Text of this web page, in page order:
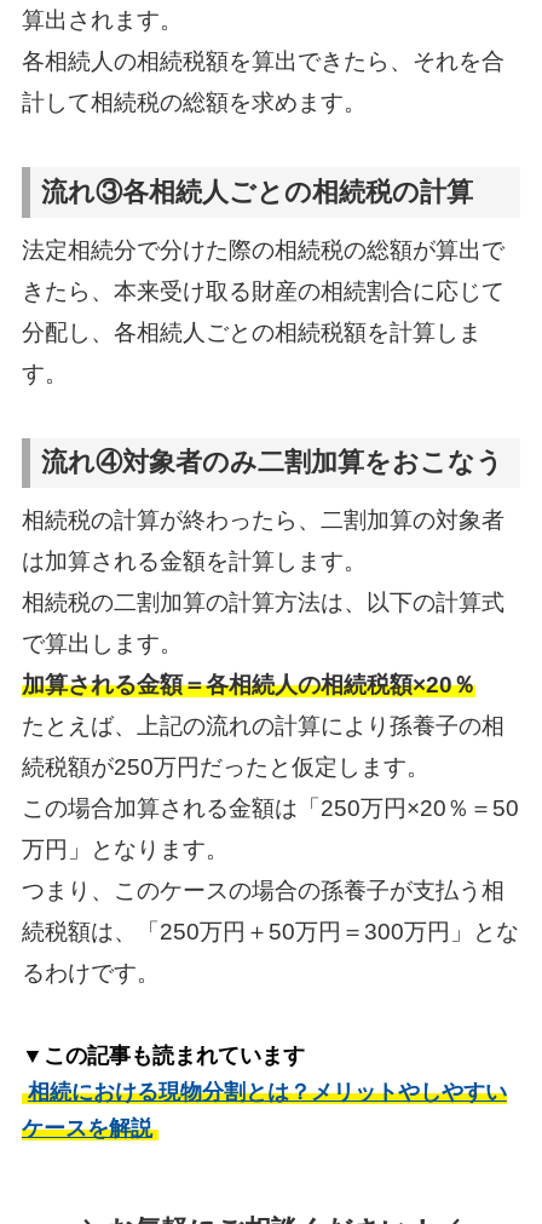
算出されます。
各相続人の相続税額を算出できたら、それを合
計して相続税の総額を求めます。
流れ③各相続人ごとの相続税の計算
法定相続分で分けた際の相続税の総額が算出で
きたら、本来受け取る財産の相続割合に応じて
分配し、各相続人ごとの相続税額を計算しま
す。
流れ④対象者のみ二割加算をおこなう
相続税の計算が終わったら、二割加算の対象者
は加算される金額を計算します。
相続税の二割加算の計算方法は、以下の計算式
で算出します。
加算される金額＝各相続人の相続税額×20％
たとえば、上記の流れの計算により孫養子の相
続税額が250万円だったと仮定します。
この場合加算される金額は「250万円×20％＝50
万円」となります。
つまり、このケースの場合の孫養子が支払う相
続税額は、「250万円＋50万円＝300万円」とな
るわけです。
▼この記事も読まれています
相続における現物分割とは？メリットやしやすい
ケースを解説